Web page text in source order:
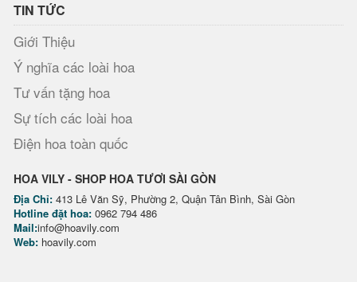
TIN TỨC
Giới Thiệu
Ý nghĩa các loài hoa
Tư vấn tặng hoa
Sự tích các loài hoa
Điện hoa toàn quốc
HOA VILY - SHOP HOA TƯƠI SÀI GÒN
Địa Chỉ: 413 Lê Văn Sỹ, Phường 2, Quận Tân Bình, Sài Gòn
Hotline đặt hoa: 0962 794 486
Mail:info@hoavily.com
Web: hoavily.com